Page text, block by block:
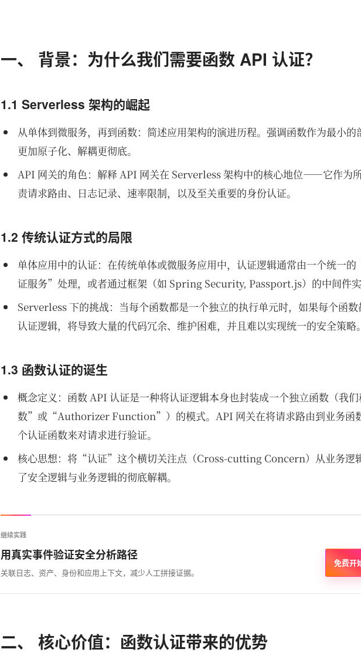
一、 背景：为什么我们需要函数 API 认证？
1.1 Serverless 架构的崛起
从单体到微服务，再到函数：简述应用架构的演进历程。强调函数作为最小的
更加原子化、解耦更彻底。
API 网关的角色：解释 API 网关在 Serverless 架构中的核心地位——它作为
责请求路由、日志记录、速率限制，以及至关重要的身份认证。
1.2 传统认证方式的局限
单体应用中的认证：在传统单体或微服务应用中，认证逻辑通常由一个统一
证服务”处理，或者通过框架（如 Spring Security, Passport.js）的中间件实
Serverless 下的挑战：当每个函数都是一个独立的执行单元时，如果每个函
认证逻辑，将导致大量的代码冗余、维护困难，并且难以实现统一的安全策略。
1.3 函数认证的诞生
概念定义：函数 API 认证是一种将认证逻辑本身也封装成一个独立函数（我
数”或“Authorizer Function”）的模式。API 网关在将请求路由到业务函
个认证函数来对请求进行验证。
核心思想：将“认证”这个横切关注点（Cross-cutting Concern）从业务逻
了安全逻辑与业务逻辑的彻底解耦。
继续实践
用真实事件验证安全分析路径
关联日志、资产、身份和应用上下文，减少人工拼接证据。
免费开
二、 核心价值：函数认证带来的优势